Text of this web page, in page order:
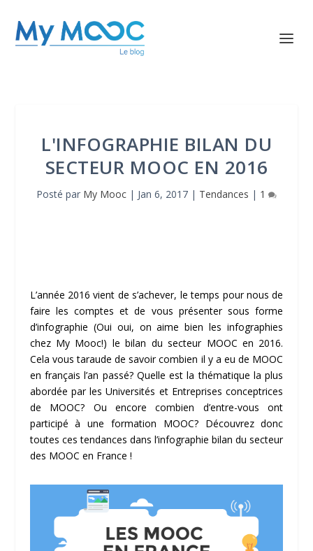
L'INFOGRAPHIE BILAN DU
SECTEUR MOOC EN 2016
Posté par My Mooc | Jan 6, 2017 | Tendances | 1
L’année 2016 vient de s’achever, le temps pour nous de
faire les comptes et de vous présenter sous forme
d’infographie (Oui oui, on aime bien les infographies
chez My Mooc!) le bilan du secteur MOOC en 2016.
Cela vous taraude de savoir combien il y a eu de MOOC
en français l’an passé? Quelle est la thématique la plus
abordée par les Universités et Entreprises conceptrices
de MOOC? Ou encore combien d’entre-vous ont
participé à une formation MOOC? Découvrez donc
toutes ces tendances dans l’infographie bilan du secteur
des MOOC en France !